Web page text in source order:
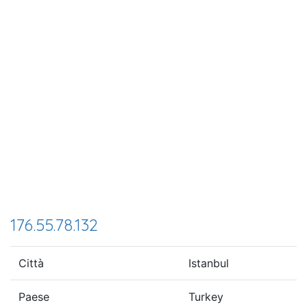
176.55.78.132
Città Istanbul
Paese Turkey